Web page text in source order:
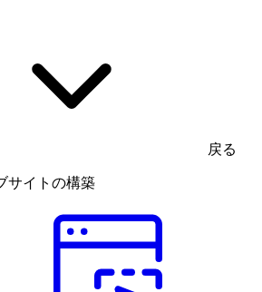
戻る
サイトの構築